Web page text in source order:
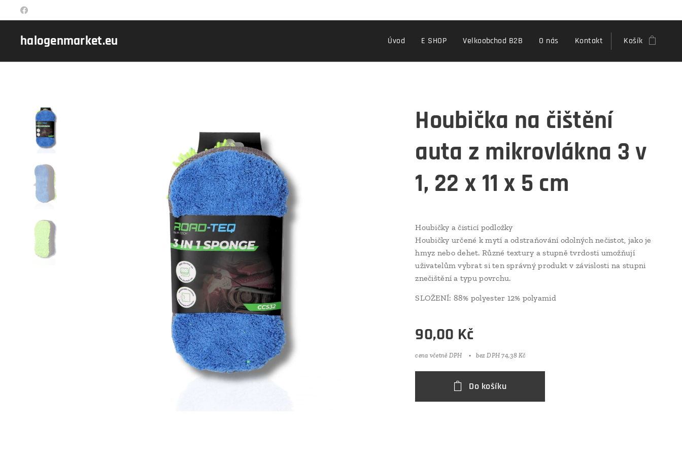
halogenmarket.eu Úvod E SHOP Velkoobchod B2B O nás Kontakt Košík
Houbička na čištění
auta z mikrovlákna 3 v
1, 22 x 11 x 5 cm
Houbičky a čisticí podložky
Houbičky určené k mytí a odstraňování odolných nečistot, jako je
hmyz nebo dehet. Různé textury a stupně tvrdosti umožňují
uživatelům vybrat si ten správný produkt v závislosti na stupni
znečištění a typu povrchu.
SLOŽENÍ: 88% polyester 12% polyamid
90,00 Kč
cena včetně DPH bez DPH 74,38 Kč
Do košíku